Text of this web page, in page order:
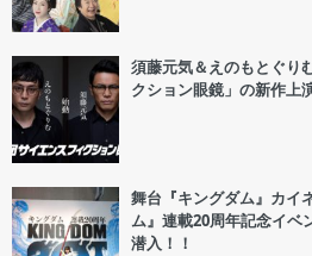
須藤元気＆えのもとぐり
クション眼鏡」の新作上
舞台『キングダム』カイ
ム』連載20周年記念イベ
潜入！！